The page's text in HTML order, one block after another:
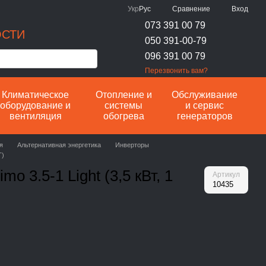
Укр Рус Сравнение Вход
073 391 00 79
050 391-00-79
096 391 00 79
Перезвонить вам?
Климатическое
оборудование и
вентиляция
Отопление и
системы
обогрева
Обслуживание
и сервис
генераторов
Альтернативная энергетика
Инверторы
3.5-1 Light (3,5 кВт, 1 Артикул
10435